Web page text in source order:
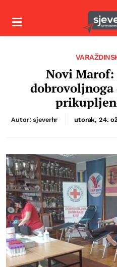
Izbornik
Novi Marof:
Autor: sjeverhr utorak, 24.